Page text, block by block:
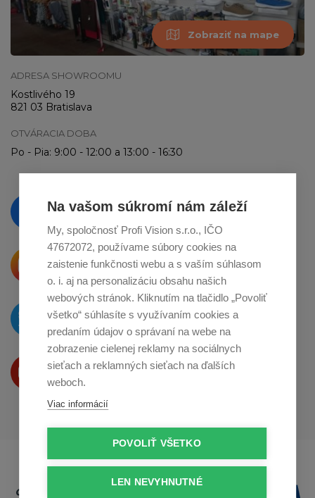
Zobraziť na mape
ADRESA SHOWROOMU
Kostlivého 19
821 03 Bratislava
OTVÁRACIA DOBA
Po - Pia: 9:00 - 12:00 a 13:00 - 16:30
Vzdelávajte se a sledujte nás
Krásne produkty si priamo hovoria
o zdieľanie naInstagrame
O novinkách píšeme
na Twitteri
Produkty Vám predstavujeme
naYoutube
Na vašom súkromí nám záleží
My, spoločnosť Profi Vision s.r.o., IČO
47672072, používame súbory cookies na
zaistenie funkčnosti webu a s vaším súhlasom
o. i. aj na personalizáciu obsahu našich
webových stránok. Kliknutím na tlačidlo „Povoliť
všetko“ súhlasíte s využívaním cookies a
predaním údajov o správaní na webe na
zobrazenie cielenej reklamy na sociálnych
sieťach a reklamných sieťach na ďalších
weboch.
Viac informácií
POVOLIŤ VŠETKO
LEN NEVYHNUTNÉ